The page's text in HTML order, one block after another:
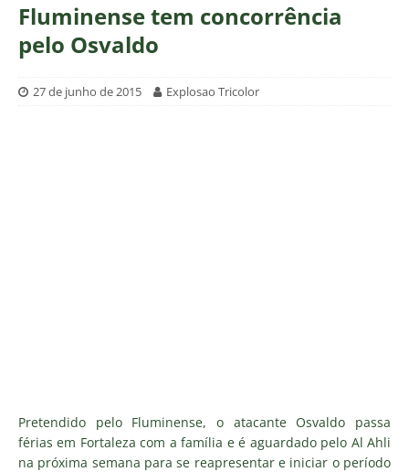
Fluminense tem concorrência
pelo Osvaldo
27 de junho de 2015 Explosao Tricolor
Pretendido pelo Fluminense, o atacante Osvaldo passa
férias em Fortaleza com a família e é aguardado pelo Al Ahli
na próxima semana para se reapresentar e iniciar o período